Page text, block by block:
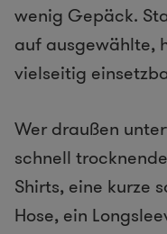
wenig Gepäck.
auf ausgewählte,
vielseitig
Wer draußen
schnell
Shirts, eine kurze
Hose, ein